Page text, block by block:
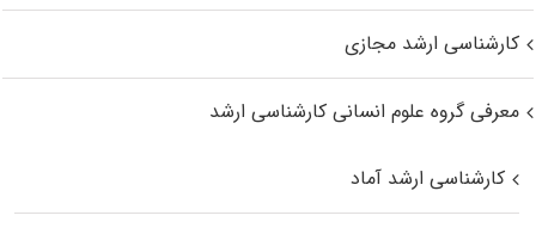
کارشناسی ارشد مجازی
معرفی گروه علوم انسانی کارشناسی ارشد
کارشناسی ارشد آماد